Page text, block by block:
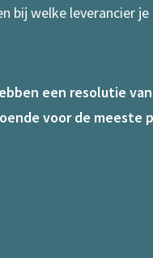
bij welke leverancier
een resolutie
voor de meeste